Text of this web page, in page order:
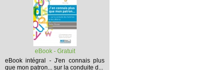
eBook - Gratuit
eBook intégral - J'en connais plus
que mon patron... sur la conduite d...